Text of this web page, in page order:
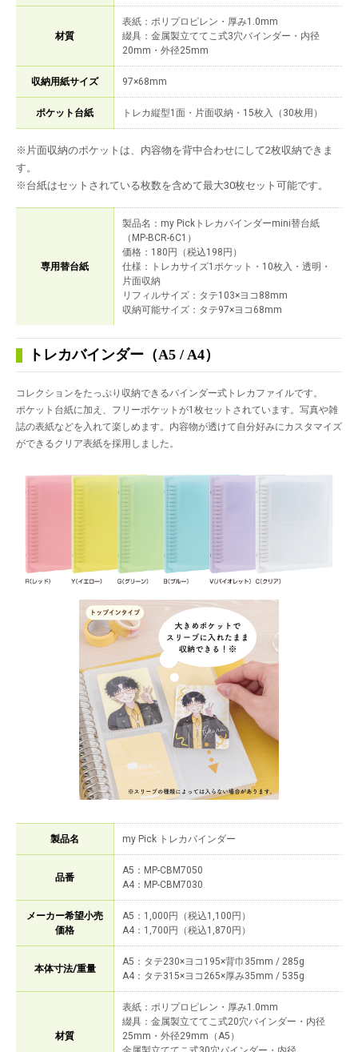
材質
表紙：ポリプロピレン・厚み1.0mm
綴具：金属製立ててこ式3穴バインダー・内径
20mm・外径25mm
収納用紙サイズ 97×68mm
ポケット台紙 トレカ縦型1面・片面収納・15枚入（30枚用）
※片面収納のポケットは、内容物を背中合わせにして2枚収納できま
す。
※台紙はセットされている枚数を含めて最大30枚セット可能です。
専用替台紙
製品名：my Pickトレカバインダーmini替台紙
（MP-BCR-6C1）
価格：180円（税込198円）
仕様：トレカサイズ1ポケット・10枚入・透明・
片面収納
リフィルサイズ：タテ103×ヨコ88mm
収納可能サイズ：タテ97×ヨコ68mm
トレカバインダー（A5 / A4）
コレクションをたっぷり収納できるバインダー式トレカファイルです。
ポケット台紙に加え、フリーポケットが1枚セットされています。写真や雑
誌の表紙などを入れて楽しめます。内容物が透けて自分好みにカスタマイズ
ができるクリア表紙を採用しました。
製品名 my Pick トレカバインダー
品番
A5：MP-CBM7050
A4：MP-CBM7030
メーカー希望小売
価格
A5：1,000円（税込1,100円）
A4：1,700円（税込1,870円）
本体寸法/重量
A5：タテ230×ヨコ195×背巾35mm / 285g
A4：タテ315×ヨコ265×厚み35mm / 535g
材質
表紙：ポリプロピレン・厚み1.0mm
綴具：金属製立ててこ式20穴バインダー・内径
25mm・外径29mm（A5）